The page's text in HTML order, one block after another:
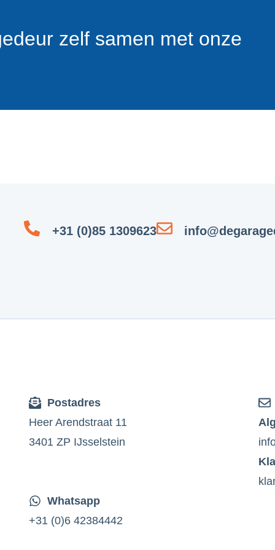
zelf samen met onze
+31 (0)85 1309623
Postadres
Heer Arendstraat 11
3401 ZP IJsselstein
Whatsapp
+31 (0)6 42384442